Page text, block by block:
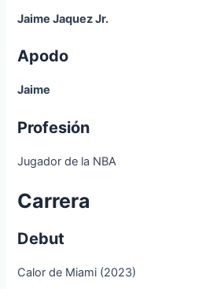
Jaime Jaquez Jr.
Apodo
Jaime
Profesión
Jugador de la NBA
Carrera
Debut
Calor de Miami (2023)